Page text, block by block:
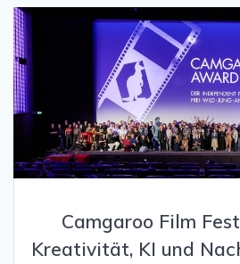
Camgaroo Film
Kreativität, KI und